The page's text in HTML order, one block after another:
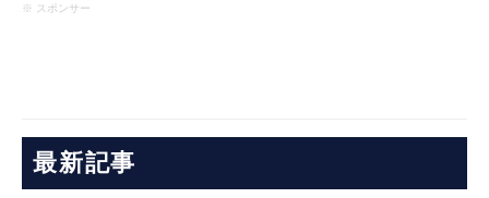
※ スポンサー
最新記事